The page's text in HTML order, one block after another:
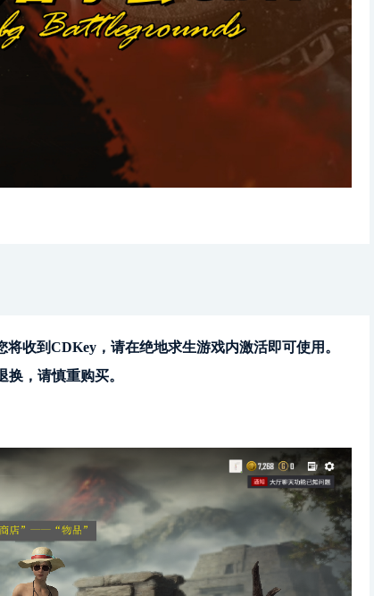
收到CDKey，请在绝地求生游戏内激活即可使用。
，请慎重购买。